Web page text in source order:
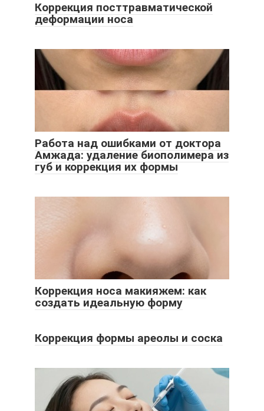
Коррекция посттравматической
деформации носа
Работа над ошибками от доктора
Амжада: удаление биополимера из
губ и коррекция их формы
Коррекция носа макияжем: как
создать идеальную форму
Коррекция формы ареолы и соска